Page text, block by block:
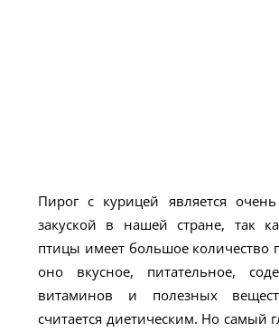
Пирог с курицей является
закуской в нашей стране, так
птицы имеет большое количество
оно вкусное, питательное,
витаминов и полезных
считается диетическим. Но самый